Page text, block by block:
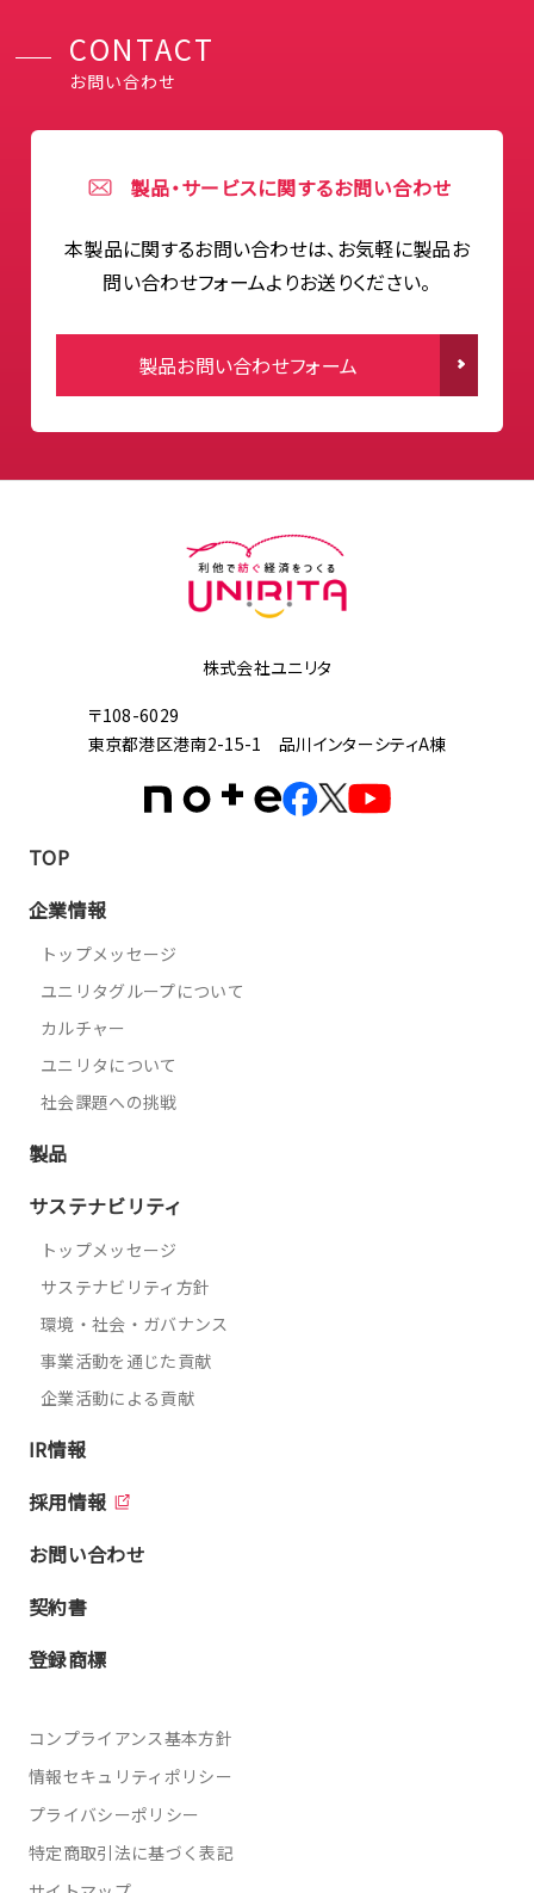
CONTACT
お問い合わせ
製品・サービスに関するお問い合わせ
本製品に関するお問い合わせは、お気軽に製品お
問い合わせフォームよりお送りください。
製品お問い合わせフォーム
株式会社ユニリタ
〒108-6029
東京都港区港南2-15-1 品川インターシティA棟
TOP
企業情報
トップメッセージ
ユニリタグループについて
カルチャー
ユニリタについて
社会課題への挑戦
製品
サステナビリティ
トップメッセージ
サステナビリティ方針
環境・社会・ガバナンス
事業活動を通じた貢献
企業活動による貢献
IR情報
採用情報
お問い合わせ
契約書
登録商標
コンプライアンス基本方針
情報セキュリティポリシー
プライバシーポリシー
特定商取引法に基づく表記